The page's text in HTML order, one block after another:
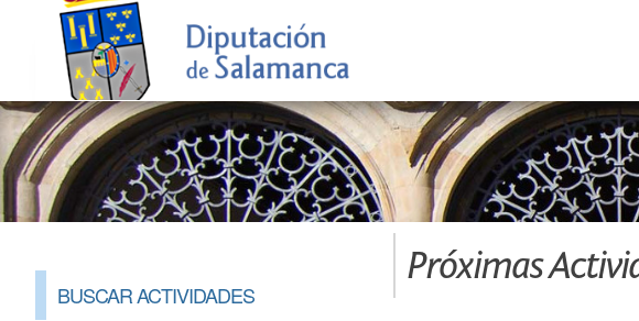
BUSCAR ACTIVIDADES
Próximas